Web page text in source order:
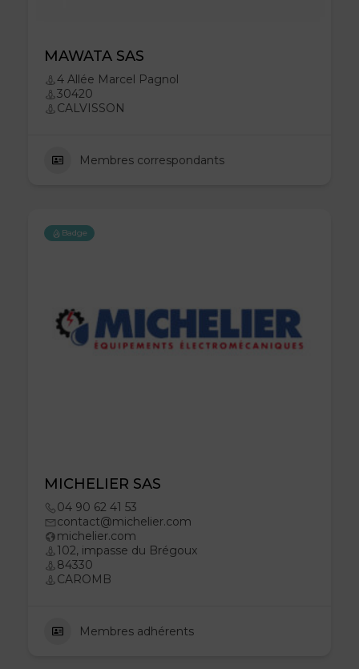
MAWATA SAS
4 Allée Marcel Pagnol
30420
CALVISSON
Membres correspondants
Badge
MICHELIER SAS
04 90 62 41 53
contact@michelier.com
michelier.com
102, impasse du Brégoux
84330
CAROMB
Membres adhérents